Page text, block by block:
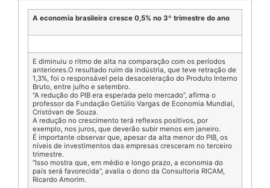
A economia brasileira cresce 0,5% no 3º trimestre do ano
E diminuiu o ritmo de alta na comparação com os períodos
anteriores.O resultado ruim da indústria, que teve retração de
1,3%, foi o responsável pela desaceleração do Produto Interno
Bruto, entre julho e setembro.
“A redução do PIB era esperada pelo mercado”, afirma o
professor da Fundação Getúlio Vargas de Economia Mundial,
Cristóvan de Souza.
A redução no crescimento terá reflexos positivos, por
exemplo, nos juros, que deverão subir menos em janeiro.
É importante observar que, apesar da alta menor do PIB, os
níveis de investimentos das empresas cresceram no terceiro
trimestre.
“Isso mostra que, em médio e longo prazo, a economia do
país será favorecida”, avalia o dono da Consultoria RICAM,
Ricardo Amorim.